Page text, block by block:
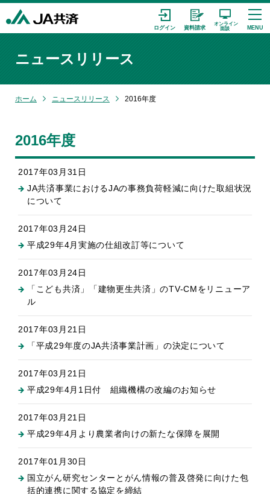
ニュースリリース
ホーム ニュースリリース 2016年度
2016年度
2017年03月31日
JA共済事業におけるJAの事務負荷軽減に向けた取組状況
について
2017年03月24日
平成29年4月実施の仕組改訂等について
2017年03月24日
「こども共済」「建物更生共済」のTV-CMをリニューア
ル
2017年03月21日
「平成29年度のJA共済事業計画」の決定について
2017年03月21日
平成29年4月1日付 組織機構の改編のお知らせ
2017年03月21日
平成29年4月より農業者向けの新たな保障を展開
2017年01月30日
国立がん研究センターとがん情報の普及啓発に向けた包
括的連携に関する協定を締結